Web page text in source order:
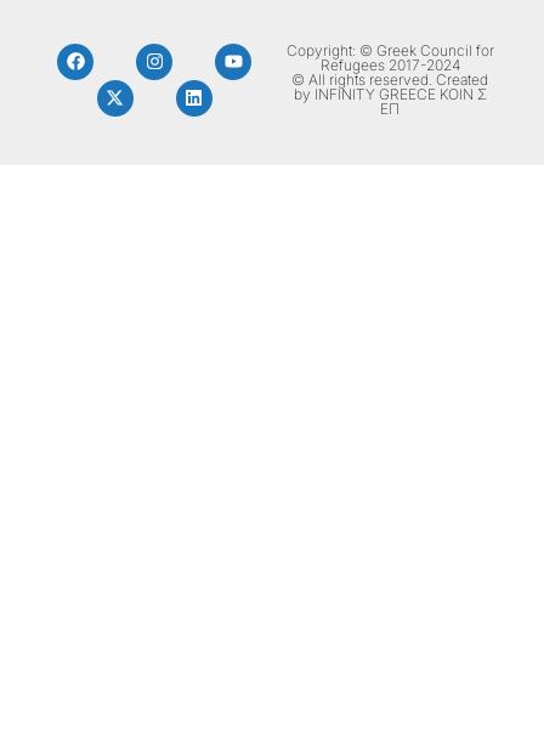
Copyright: © Greek Council for
Refugees 2017-2024
© All rights reserved. Created
by INFINITY GREECE ΚΟΙΝ Σ
ΕΠ